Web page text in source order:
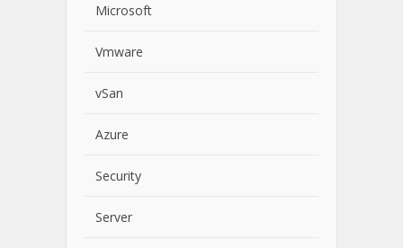
Microsoft
Vmware
vSan
Azure
Security
Server